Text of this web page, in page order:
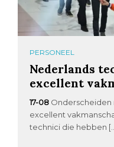
PERSONEEL
Nederlands
excellent
17-08 Onderscheiden
excellent
technici die hebben